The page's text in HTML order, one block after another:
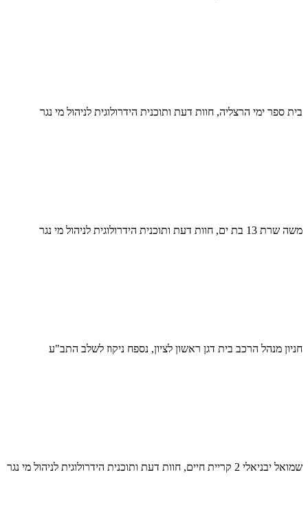
בית ספר ימי הרצליה, חוות דעת ותוכנית הידרולוגית לניהול מי נגר
משה שרת 13 בת ים, חוות דעת ותוכנית הידרולוגית לניהול מי נגר
חניון מנהל הרכב בית דגן ראשון לציון, נספח ניקוז לשלב התב"ע
שמואל יבניאלי 2 קריית חיים, חוות דעת ותוכנית הידרולוגית לניהול מי נגר